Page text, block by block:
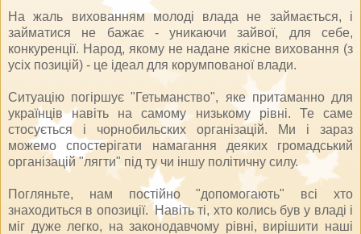
На жаль вихованням молоді влада не займається, і
займатися не бажає - уникаючи зайвої, для себе,
конкуренції. Народ, якому не надане якісне виховання (з
усіх позицій) - це ідеал для корумпованої влади.
Ситуацію погіршує "Гетьманство", яке притаманно для
українців навіть на самому низькому рівні. Те саме
стосується і чорнобильских організацій. Ми і зараз
можемо спостерігати намагання деяких громадський
організацій "лягти" під ту чи іншу політичну силу.
Погляньте, нам постійно "допомогають" всі хто
знаходиться в опозиції. Навіть ті, хто колись був у владі і
міг дуже легко, на законодавчому рівні, вирішити наші